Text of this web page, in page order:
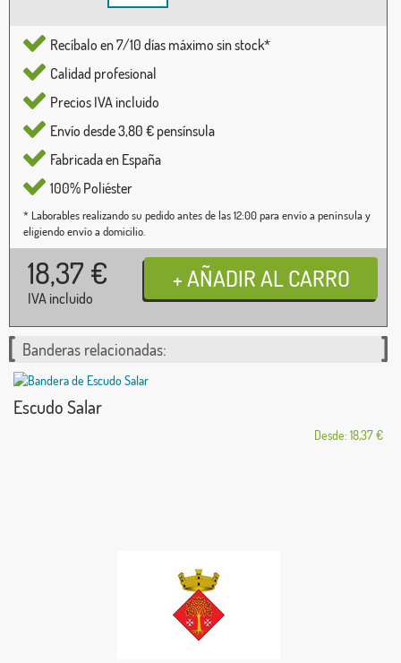
Recíbalo en 7/10 días máximo sin stock*
Calidad profesional
Precios IVA incluido
Envío desde 3,80 € pensínsula
Fabricada en España
100% Poliéster
* Laborables realizando su pedido antes de las 12:00 para envío a península y
eligiendo envío a domicilio.
18,37 €
IVA incluido
Banderas relacionadas:
Escudo Salar
Desde: 18,37 €